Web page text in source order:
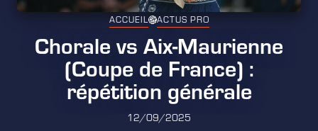
ACCUEIL ACTUS PRO
Chorale vs Aix-Maurienne
(Coupe de France) :
répétition générale
12/09/2025